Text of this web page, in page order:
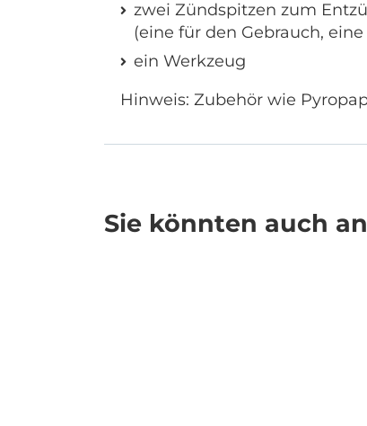
zwei Zündspitzen zum
(eine für den Gebrauch, eine
ein Werkzeug
Hinweis: Zubehör wie
Sie könnten auch